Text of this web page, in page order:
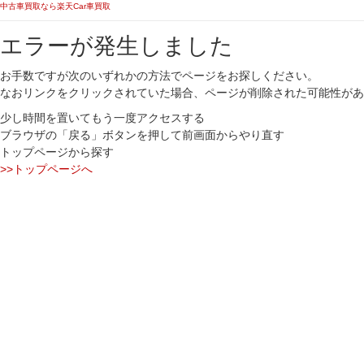
中古車買取なら楽天Car車買取
エラーが発生しました
お手数ですが次のいずれかの方法でページをお探しください。
なおリンクをクリックされていた場合、ページが削除された可能性が
少し時間を置いてもう一度アクセスする
ブラウザの「戻る」ボタンを押して前画面からやり直す
トップページから探す
>>トップページへ